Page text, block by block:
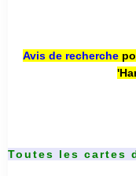
Avis de recherche
Toutes les cartes